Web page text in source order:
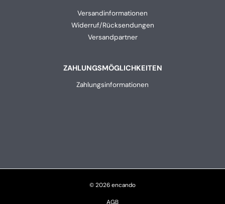
Versandinformationen
Widerruf/Rücksendungen
Versandpartner
ZAHLUNGSMÖGLICHKEITEN
Zahlungsinformationen
© 2026 encando
AGB